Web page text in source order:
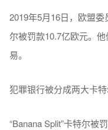
2019年5月16日，欧盟
尔被罚款10.7亿欧元。
易。
犯罪银行被分成两大卡
“Banana Split”卡特尔被